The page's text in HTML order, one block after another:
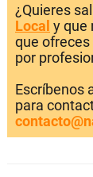
¿Quieres
Local y que
que
por
Escríbenos
para